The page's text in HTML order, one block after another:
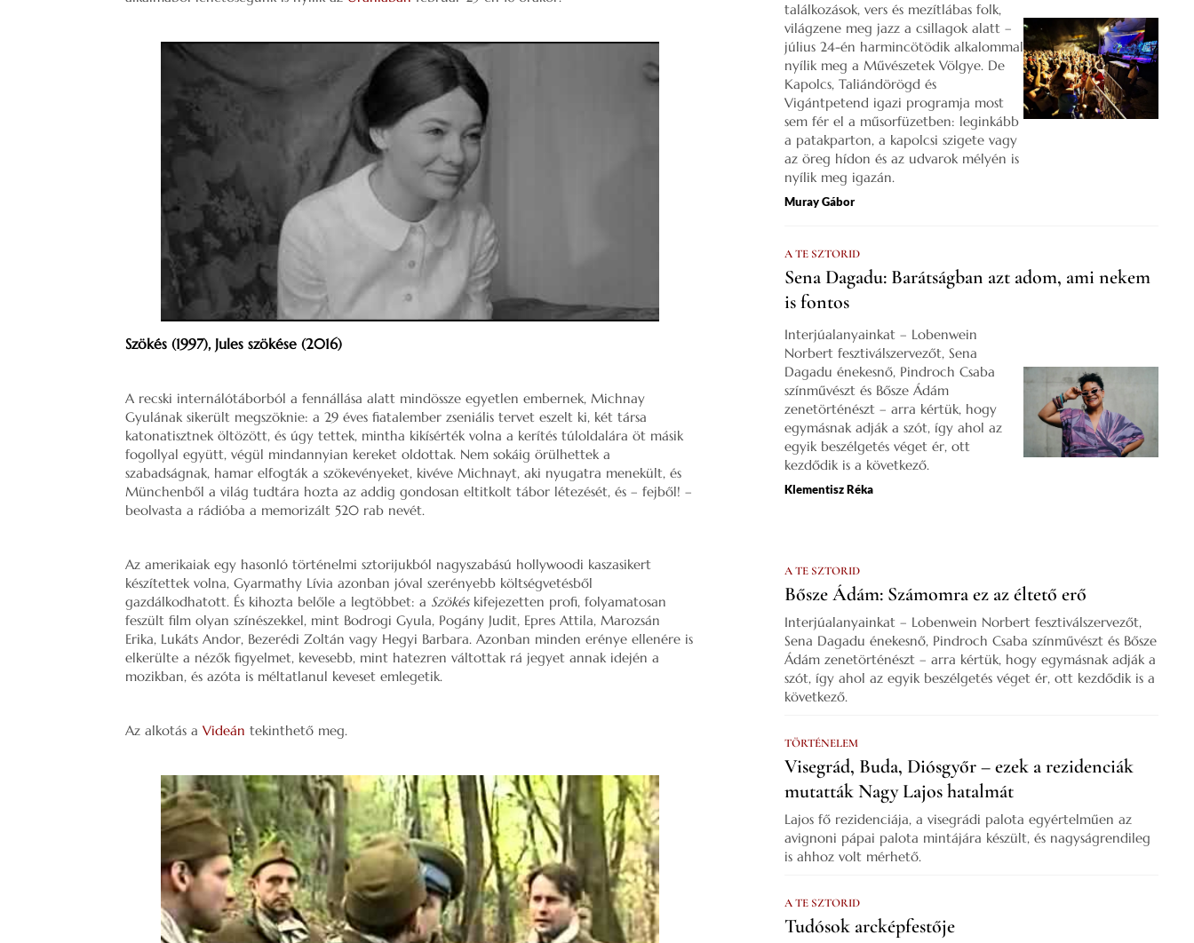
Szökés (1997), Jules szökése (2016)
A recski internálótáborból a fennállása alatt mindössze egyetlen embernek, Michnay
Gyulának sikerült megszöknie: a 29 éves fiatalember zseniális tervet eszelt ki, két társa
katonatisztnek öltözött, és úgy tettek, mintha kikísérték volna a kerítés túloldalára öt másik
fogollyal együtt, végül mindannyian kereket oldottak. Nem sokáig örülhettek a
szabadságnak, hamar elfogták a szökevényeket, kivéve Michnayt, aki nyugatra menekült, és
Münchenből a világ tudtára hozta az addig gondosan eltitkolt tábor létezését, és – fejből! –
beolvasta a rádióba a memorizált 520 rab nevét.
Az amerikaiak egy hasonló történelmi sztorijukból nagyszabású hollywoodi kaszasikert
készítettek volna, Gyarmathy Lívia azonban jóval szerényebb költségvetésből
gazdálkodhatott. És kihozta belőle a legtöbbet: a Szökéskifejezetten profi, folyamatosan
feszült film olyan színészekkel, mint Bodrogi Gyula, Pogány Judit, Epres Attila, Marozsán
Erika, Lukáts Andor, Bezerédi Zoltán vagy Hegyi Barbara. Azonban minden erénye ellenére is
elkerülte a nézők figyelmet, kevesebb, mint hatezren váltottak rá jegyet annak idején a
mozikban, és azóta is méltatlanul keveset emlegetik.
Az alkotás aVideán tekinthető meg.
találkozások, vers és mezítlábas folk,
világzene meg jazz a csillagok alatt –
július 24-én harmincötödik alkalommal
nyílik meg a Művészetek Völgye. De
Kapolcs, Taliándörögd és
Vigántpetend igazi programja most
sem fér el a műsorfüzetben: leginkább
a patakparton, a kapolcsi szigete vagy
az öreg hídon és az udvarok mélyén is
nyílik meg igazán.
Muray Gábor
A TE SZTORID
Sena Dagadu: Barátságban azt adom, ami nekem
is fontos
Interjúalanyainkat – Lobenwein
Norbert fesztiválszervezőt, Sena
Dagadu énekesnő, Pindroch Csaba
színművészt és Bősze Ádám
zenetörténészt – arra kértük, hogy
egymásnak adják a szót, így ahol az
egyik beszélgetés véget ér, ott
kezdődik is a következő.
Klementisz Réka
A TE SZTORID
Bősze Ádám: Számomra ez az éltető erő
Interjúalanyainkat – Lobenwein Norbert fesztiválszervezőt,
Sena Dagadu énekesnő, Pindroch Csaba színművészt és Bősze
Ádám zenetörténészt – arra kértük, hogy egymásnak adják a
szót, így ahol az egyik beszélgetés véget ér, ott kezdődik is a
következő.
TÖRTÉNELEM
Visegrád, Buda, Diósgyőr – ezek a rezidenciák
mutatták Nagy Lajos hatalmát
Lajos fő rezidenciája, a visegrádi palota egyértelműen az
avignoni pápai palota mintájára készült, és nagyságrendileg
is ahhoz volt mérhető.
A TE SZTORID
Tudósok arcképfestője